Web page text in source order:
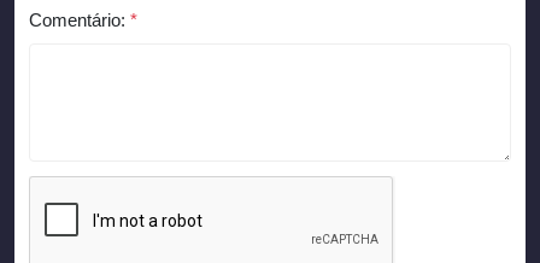
Comentário: *